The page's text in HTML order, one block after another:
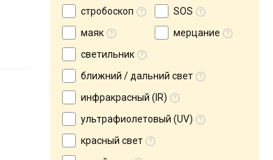
стробоскоп
SOS
маяк
мерцание
светильник
ближний / дальний свет
инфракрасный (IR)
ультрафиолетовый (UV)
красный свет